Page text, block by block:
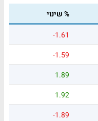
% שינוי
-1.61
-1.59
1.89
1.92
-1.89